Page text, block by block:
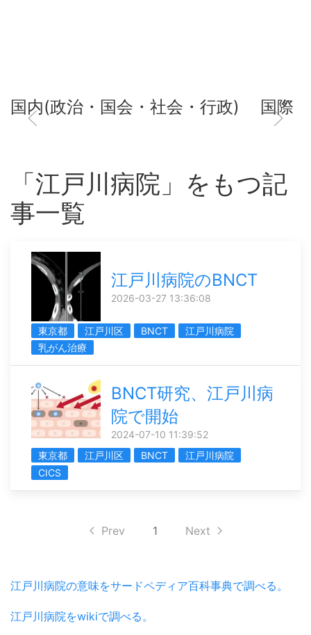
国内(政治・国会・社会・行政) 国際
「江戸川病院」をもつ記
事一覧
江戸川病院のBNCT
2026-03-27 13:36:08
東京都 江戸川区 BNCT
江戸川病院
乳がん治療
BNCT研究、江戸川病
院で開始
2024-07-10 11:39:52
東京都
江戸川区 BNCT
江戸川病院
CICS
Prev 1 Next
江戸川病院の意味をサードペディア百科事典で調べる。
江戸川病院をwikiで調べる。